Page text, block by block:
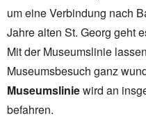
um eine Verbindung nach
Jahre alten St. Georg geht
Mit der Museumslinie
Museumsbesuch ganz
Museumsliniewird an
befahren.